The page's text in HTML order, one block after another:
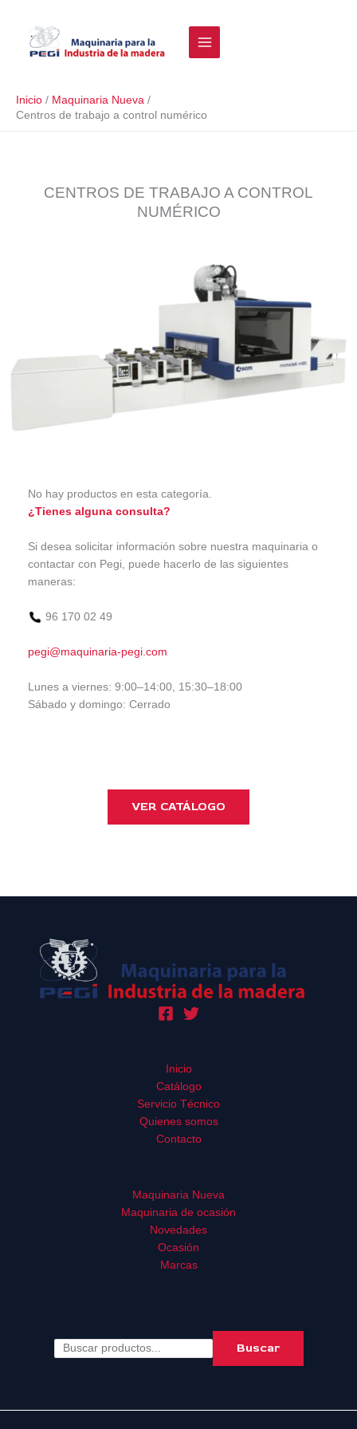
contenido
Inicio
Maquinaria Nueva
Centros de trabajo a control numérico
CENTROS DE TRABAJO A CONTROL
NUMÉRICO
No hay productos en esta categoría.
¿Tienes alguna consulta?
Si desea solicitar información sobre nuestra maquinaria o
contactar con Pegi, puede hacerlo de las siguientes
maneras:
96 170 02 49
pegi@maquinaria-pegi.com
Lunes a viernes: 9:00–14:00, 15:30–18:00
Sábado y domingo: Cerrado
VER CATÁLOGO
Inicio
Catálogo
Servicio Técnico
Quienes somos
Contacto
Maquinaria Nueva
Maquinaria de ocasión
Novedades
Ocasión
Marcas
Buscar